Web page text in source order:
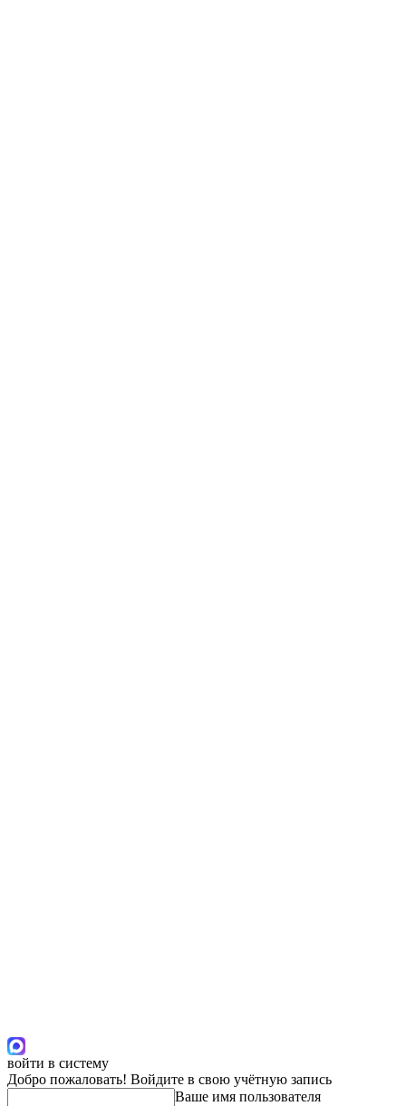
войти в систему
Добро пожаловать! Войдите в свою учётную запись
Ваше имя пользователя